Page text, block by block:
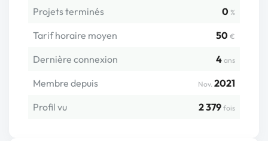
Projets terminés 0 %
Tarif horaire moyen 50 €
Dernière connexion 4 ans
Membre depuis Nov. 2021
Profil vu
2 379 fois